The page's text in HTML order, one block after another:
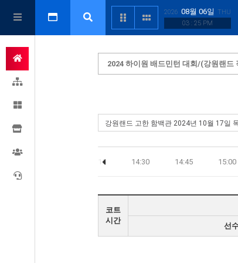
2026 08월 06일
THU
03 : 25 PM
2024 하이원 배드민턴 대회/(강원랜드
14:15 14:30 14:45 15:00
코트
시간
선